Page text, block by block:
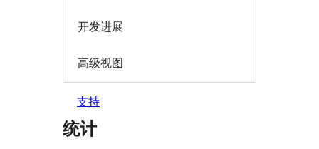
开发进展
高级视图
支持
统计